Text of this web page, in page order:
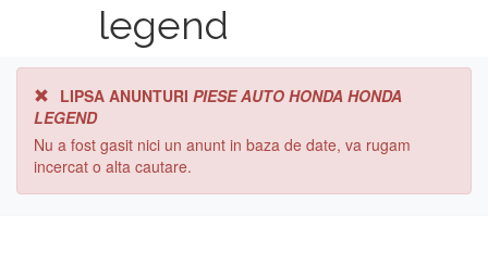
legend
LIPSA ANUNTURI PIESE AUTO HONDA HONDA
LEGEND
Nu a fost gasit nici un anunt in baza de date, va rugam
incercat o alta cautare.